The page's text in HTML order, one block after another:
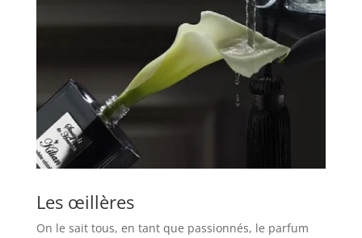
Les œillères
On le sait tous, en tant que passionnés, le parfum